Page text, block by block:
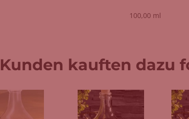
100,00 ml
Kunden kauften dazu